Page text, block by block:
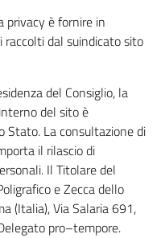
privacy è fornire in
dal suindicato sito
del Consiglio, la
del sito è
Stato. La consultazione di
il rilascio di
Il Titolare del
e Zecca dello
(Italia), Via Salaria 691,
pro–tempore.